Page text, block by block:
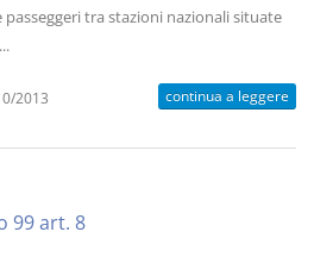
tra stazioni nazionali situate
2013 continua a leggere
99 art. 8